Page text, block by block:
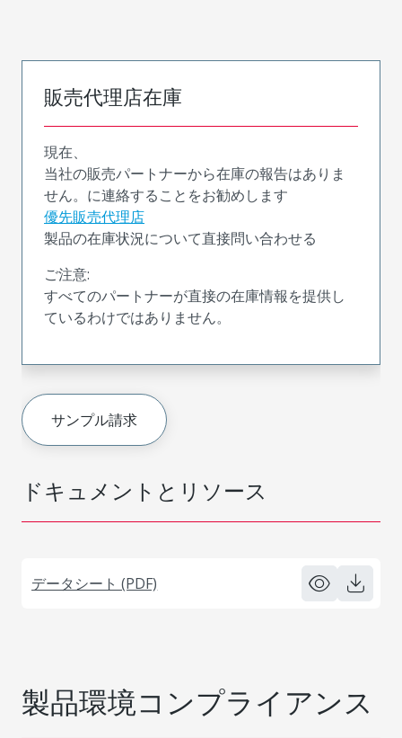
ドキュメントとリソース
データシート (PDF)
販売代理店在庫
現在、
当社の販売パートナーから在庫の報告はありま
せん。に連絡することをお勧めします
優先販売代理店
製品の在庫状況について直接問い合わせる
ご注意:
すべてのパートナーが直接の在庫情報を提供し
ているわけではありません。
サンプル請求
製品環境コンプライアンス